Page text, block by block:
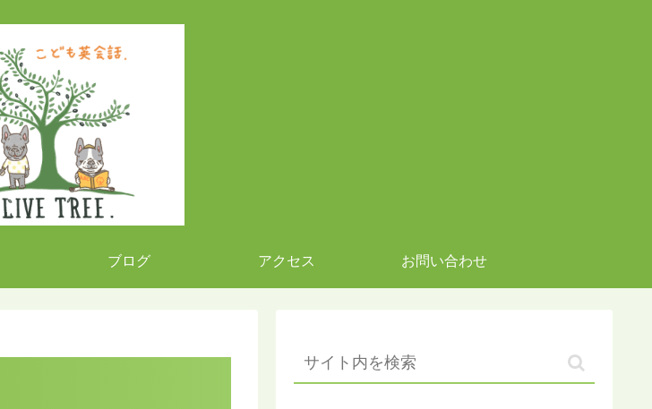
ブログ アクセス お問い合わせ